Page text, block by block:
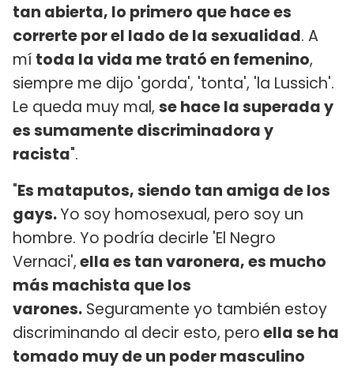
tan abierta, lo primero que hace es
correrte por el lado de la sexualidad. A
mí toda la vida me trató en femenino,
siempre me dijo 'gorda', 'tonta', 'la Lussich'.
Le queda muy mal, se hace la superada y
es sumamente discriminadora y
racista".
"Es mataputos, siendo tan amiga de los
gays.Yo soy homosexual, pero soy un
hombre. Yo podría decirle 'El Negro
Vernaci',ella es tan varonera, es mucho
más machista que los
varones. Seguramente yo también estoy
discriminando al decir esto, peroella se ha
tomado muy de un poder masculino